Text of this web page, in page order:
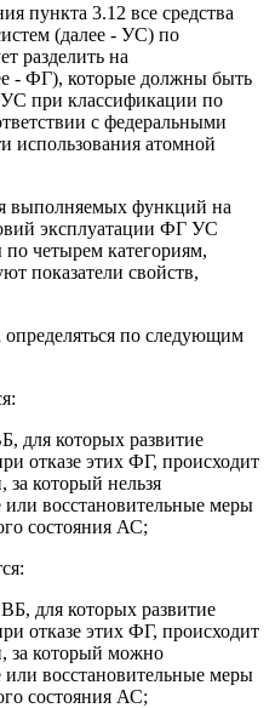
пункта 3.12 все средства
(далее - УС) по
разделить на
- ФГ), которые должны быть
УС при классификации по
с федеральными
использования атомной
выполняемых функций на
эксплуатации ФГ УС
четырем категориям,
показатели свойств,
по следующим
для которых развитие
отказе этих ФГ, происходит
за который нельзя
восстановительные меры
состояния АС;
для которых развитие
отказе этих ФГ, происходит
за который можно
восстановительные меры
состояния АС;